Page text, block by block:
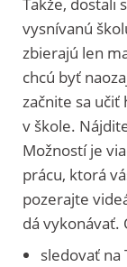
vysnívanú
zbierajú len
chcú byť
začnite sa učiť
v škole.
Možností je
prácu, ktorá
pozerajte
dá vykonávať.
sledovať